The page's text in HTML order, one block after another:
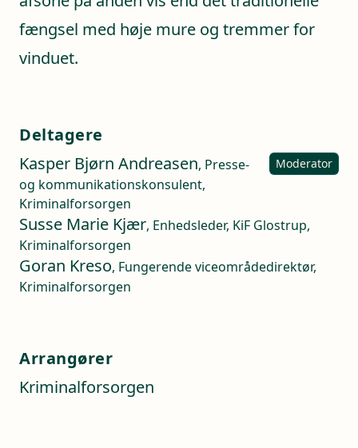
fængsel med høje mure og tremmer for
vinduet.
Deltagere
Kasper Bjørn Andreasen, Presse-
og kommunikationskonsulent,
Kriminalforsorgen
Moderator
Susse Marie Kjær, Enhedsleder, KiF Glostrup,
Kriminalforsorgen
Goran Kreso, Fungerende viceområdedirektør,
Kriminalforsorgen
Arrangører
Kriminalforsorgen